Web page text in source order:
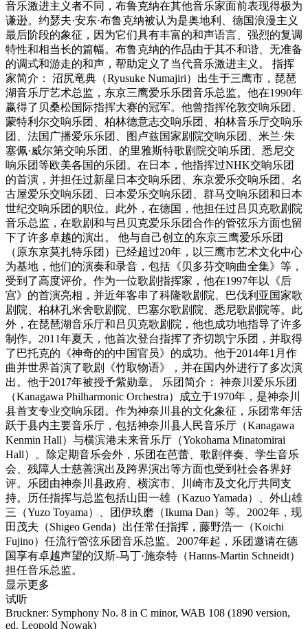
音乐激进主义者不同，布鲁克纳在其他音乐家面前表现得极为
谦逊。约瑟夫·安东·布鲁克纳被认为是奥地利、德国浪漫主义
最后阶段的象征，因为它们具有丰富的和声语言、强烈的复调
特性和相当长的篇幅。布鲁克纳的作品由于其不和谐、无准备
的调式和游走的和声，帮助定义了当代音乐激进主义。 指挥
家简介： 沼尻竜典（Ryusuke Numajiri）出生于三鹰市，琵琶
湖音乐厅艺术总监，东京三鹰爱乐乐团音乐总监。他在1990年
赢得了贝桑松国际指挥大赛的冠军。他曾指挥伦敦交响乐团、
蒙特利尔交响乐团、柏林德意志交响乐团、柏林音乐厅交响乐
团、法国广播爱乐乐团、图卢兹国家剧院交响乐团、米兰·朱
塞佩·威尔第交响乐团、的里雅斯特歌剧院交响乐团、悉尼交
响乐团等欧美各国的乐团。在日本，他指挥过NHK交响乐团
的首演，并担任过新星日本交响乐团、东京爱乐交响乐团、名
古屋爱乐交响乐团、日本爱乐交响乐团、群马交响乐团和日本
世纪交响乐团的职位。此外，在德国，他担任过吕贝克歌剧院
音乐总监，在歌剧和与吕贝克爱乐乐团合作的管弦乐方面也留
下了许多卓越的演出。 他与自己创立的东京三鹰爱乐乐团
（原东京莫扎特乐团）已经超过20年，以三鹰市艺术文化中心
为基地，他们的演奏和录音，包括《贝多芬交响曲全集》等，
受到了高度评价。作为一位歌剧指挥家，他在1997年以《后
宫》的首演亮相，并近年客串了科隆歌剧院、巴伐利亚国家歌
剧院、柏林孔米舍歌剧院、巴塞尔歌剧院、悉尼歌剧院等。此
外，在琵琶湖音乐厅和吕贝克歌剧院，他也成功地指导了许多
制作。2011年夏天，他首次登台指挥了齐切凯宁乐团，并取得
了巴托克的《神奇的的中国官员》的成功。他于2014年1月作
曲并世界首演了歌剧《竹取物语》，并在国内外进行了多次演
出。他于2017年被授予紫勋章。 乐团简介： 神奈川爱乐乐团
（Kanagawa Philharmonic Orchestra）成立于1970年，是神奈川
县首支专业交响乐团。作为神奈川县的文化象征，乐团常年活
跃于县内主要音乐厅，包括神奈川县人民音乐厅（Kanagawa
Kenmin Hall）与横滨港未来音乐厅（Yokohama Minatomirai
Hall）。除定期音乐会外，乐团在芭蕾、歌剧伴奏、学生音乐
会、残障人士慈善演出及跨界演出等方面也受到社会各界好
评。乐团由神奈川县政府、横滨市、川崎市及文化厅共同支
持。历任指挥与总监包括山田一雄（Kazuo Yamada）、外山雄
三（Yuzo Toyama）、团伊玖磨（Ikuma Dan）等。2002年，现
田茂夫（Shigeo Genda）出任常任指挥，藤野浩一（Koichi
Fujino）任流行管弦乐团音乐总监。2007年起，乐团邀请在德
国享有卓越声望的汉斯-马丁·施奈特（Hanns-Martin Schneidt）
担任音乐总监。
显示更多
试听
Bruckner: Symphony No. 8 in C minor, WAB 108 (1890 version,
ed. Leopold Nowak)